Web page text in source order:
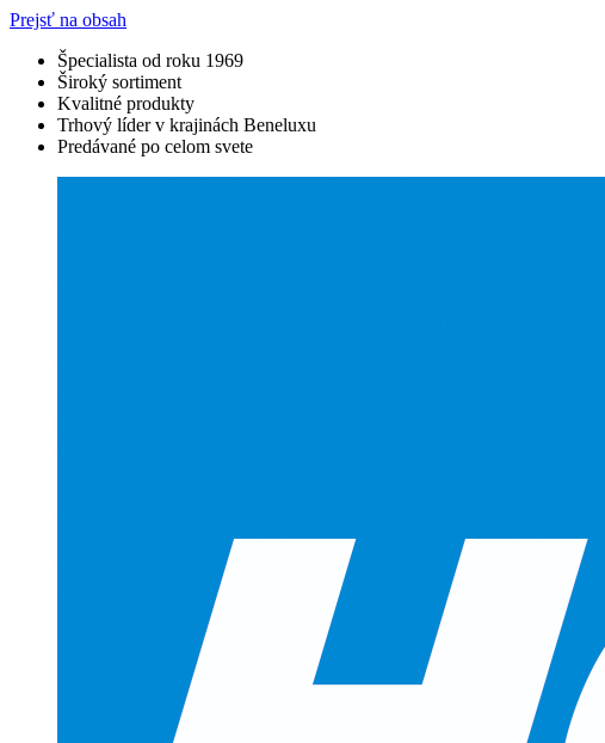
Prejsť na obsah
Špecialista od roku 1969
Široký sortiment
Kvalitné produkty
Trhový líder v krajinách Beneluxu
Predávané po celom svete